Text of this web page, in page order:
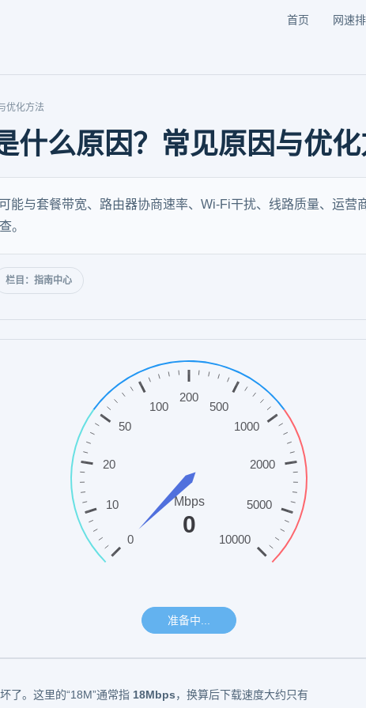
首页 网速
优化方法
什么原因？常见原因与优
能与套餐带宽、路由器协商速率、Wi-Fi干扰、线路质量、运营
。
栏目：指南中心
了。这里的“18M”通常指 18Mbps，换算后下载速度大约只有